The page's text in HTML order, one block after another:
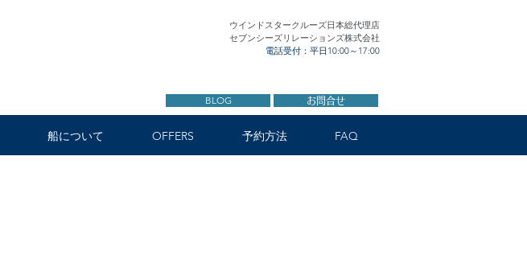
ウインドスタークルーズ日本総代理店
セブンシーズリレーションズ株式会社
電話受付：平日10:00～17:00
BLOG お問合せ
船について OFFERS 予約方法 FAQ